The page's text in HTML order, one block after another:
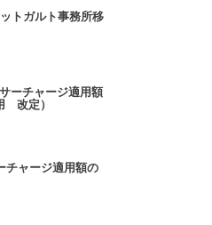
トガルト事務所移
ーチャージ適用額
改定）
ャージ適用額の